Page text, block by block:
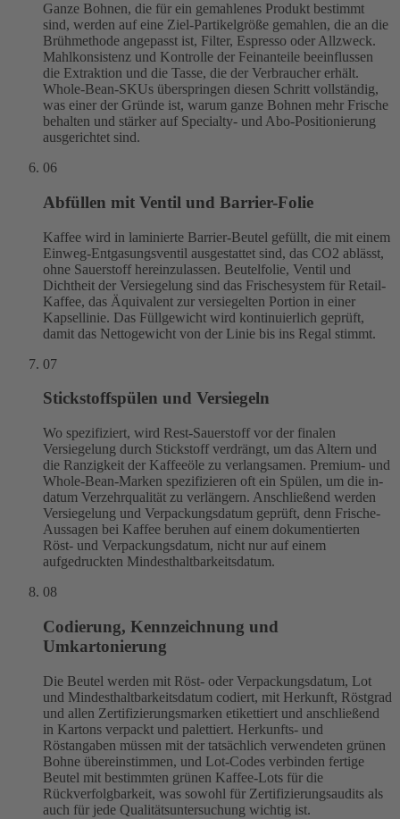
Ganze Bohnen, die für ein gemahlenes Produkt bestimmt
sind, werden auf eine Ziel-Partikelgröße gemahlen, die an die
Brühmethode angepasst ist, Filter, Espresso oder Allzweck.
Mahlkonsistenz und Kontrolle der Feinanteile beeinflussen
die Extraktion und die Tasse, die der Verbraucher erhält.
Whole-Bean-SKUs überspringen diesen Schritt vollständig,
was einer der Gründe ist, warum ganze Bohnen mehr Frische
behalten und stärker auf Specialty- und Abo-Positionierung
ausgerichtet sind.
06
Abfüllen mit Ventil und Barrier-Folie
Kaffee wird in laminierte Barrier-Beutel gefüllt, die mit einem
Einweg-Entgasungsventil ausgestattet sind, das CO2 ablässt,
ohne Sauerstoff hereinzulassen. Beutelfolie, Ventil und
Dichtheit der Versiegelung sind das Frischesystem für Retail-
Kaffee, das Äquivalent zur versiegelten Portion in einer
Kapsellinie. Das Füllgewicht wird kontinuierlich geprüft,
damit das Nettogewicht von der Linie bis ins Regal stimmt.
07
Stickstoffspülen und Versiegeln
Wo spezifiziert, wird Rest-Sauerstoff vor der finalen
Versiegelung durch Stickstoff verdrängt, um das Altern und
die Ranzigkeit der Kaffeeöle zu verlangsamen. Premium- und
Whole-Bean-Marken spezifizieren oft ein Spülen, um die in-
datum Verzehrqualität zu verlängern. Anschließend werden
Versiegelung und Verpackungsdatum geprüft, denn Frische-
Aussagen bei Kaffee beruhen auf einem dokumentierten
Röst- und Verpackungsdatum, nicht nur auf einem
aufgedruckten Mindesthaltbarkeitsdatum.
08
Codierung, Kennzeichnung und
Umkartonierung
Die Beutel werden mit Röst- oder Verpackungsdatum, Lot
und Mindesthaltbarkeitsdatum codiert, mit Herkunft, Röstgrad
und allen Zertifizierungsmarken etikettiert und anschließend
in Kartons verpackt und palettiert. Herkunfts- und
Röstangaben müssen mit der tatsächlich verwendeten grünen
Bohne übereinstimmen, und Lot-Codes verbinden fertige
Beutel mit bestimmten grünen Kaffee-Lots für die
Rückverfolgbarkeit, was sowohl für Zertifizierungsaudits als
auch für jede Qualitätsuntersuchung wichtig ist.